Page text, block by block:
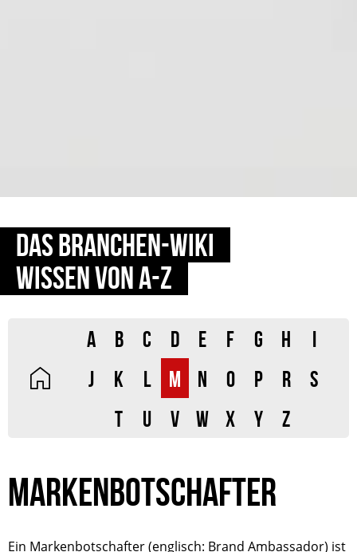
DAS BRANCHEN-WIKI
WISSEN VON A-Z
A B C D E F G H
I
J
K L M N O P R
S
T
U V W X Y Z
MARKENBOTSCHAFTER
Ein Markenbotschafter (englisch: Brand Ambassador) ist